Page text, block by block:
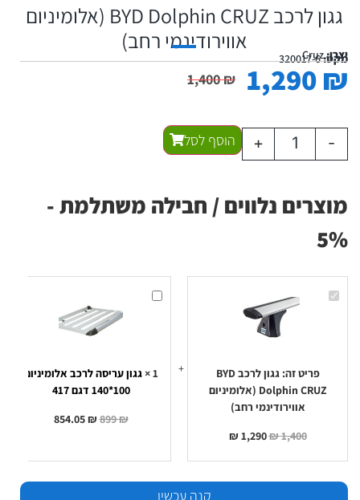
גגון לרכב BYD Dolphin CRUZ (אלומיניום
אווירודינמי רחב)
יצרן:Cruzמקט:320017-6
1,400₪ 1,290₪
-
+ הוסף לסל
מוצרים נלווים / חבילה משתלמת -
5%
גגון
לרכב
רחב)פריט זה:
גגון לרכב BYD
Dolphin CRUZ (אלומיניום
אווירודינמי רחב)
1,400
₪
1,290
₪
גגון
עריסה
1
×גגון עריסה לרכב אלומיניום
100*140 דגם 417
899₪
854.05₪
קנה עכשיו